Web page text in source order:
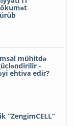
mühitdə
-
ehtiva edir?
“ZengimCELL”